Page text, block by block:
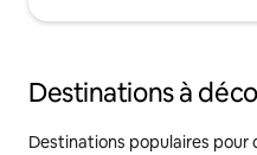
Destinations à
Destinations populaires pour